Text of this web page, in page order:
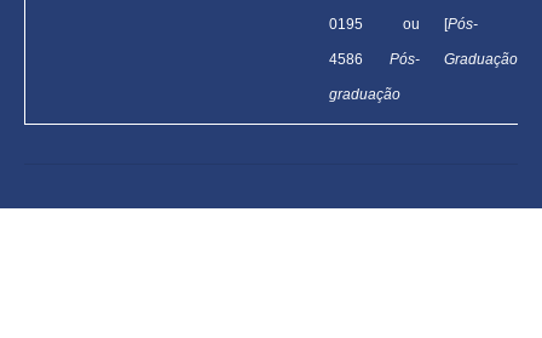
0195 ou
4586 Pós-
graduação
[Pós-
Graduação